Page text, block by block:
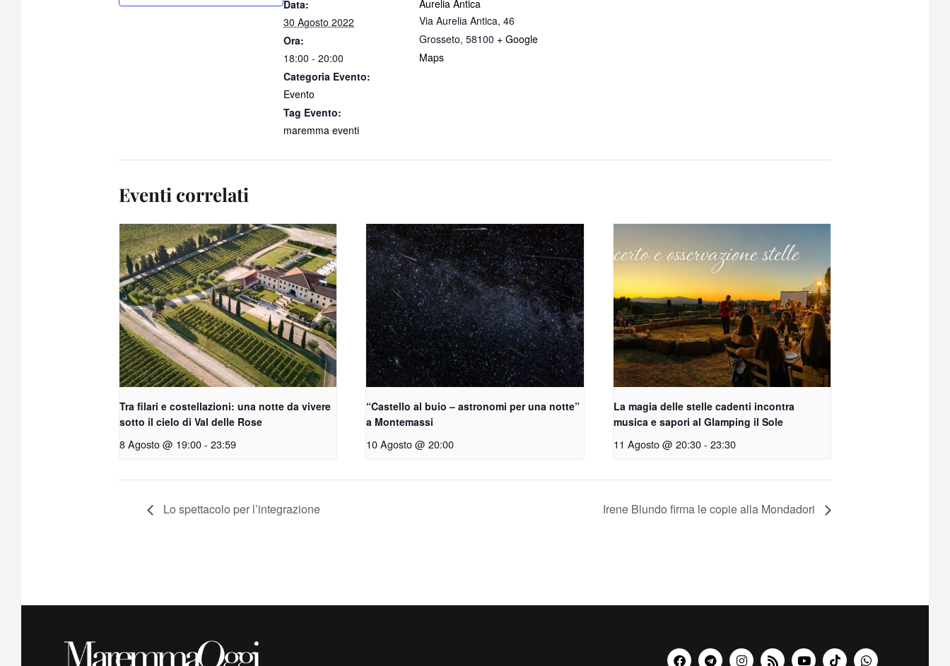
Data:
30 Agosto 2022
Ora:
18:00 - 20:00
Categoria Evento:
Evento
Tag Evento:
maremma eventi
Aurelia Antica
Via Aurelia Antica, 46
Grosseto, 58100 + Google
Maps
Eventi correlati
Tra filari e costellazioni: una notte da vivere
sotto il cielo di Val delle Rose
8 Agosto @ 19:00- 23:59
“Castello al buio – astronomi per una notte”
a Montemassi
10 Agosto @ 20:00
La magia delle stelle cadenti incontra
musica e sapori al Glamping il Sole
11 Agosto @ 20:30- 23:30
Lo spettacolo per l’integrazione Irene Blundo firma le copie alla Mondadori